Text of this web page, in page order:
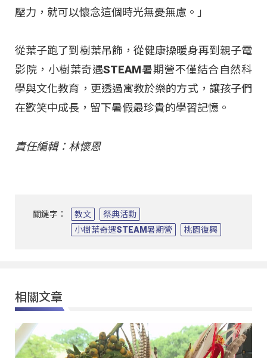
壓力，就可以懷念這個時光無憂無慮。」
從葉子跑了到樹葉吊飾，從健康操暖身再到親子電
影院，小樹葉奇遇STEAM暑期營不僅結合自然科
學與文化教育，更透過寓教於樂的方式，讓孩子們
在歡笑中成長，留下暑假最珍貴的學習記憶。
責任編輯：林懷恩
關鍵字： 教文
祭典活動
小樹葉奇遇STEAM暑期營
桃園復興
相關文章